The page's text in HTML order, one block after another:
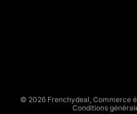
© 2026 Frenchydeal, Commerce
Conditions